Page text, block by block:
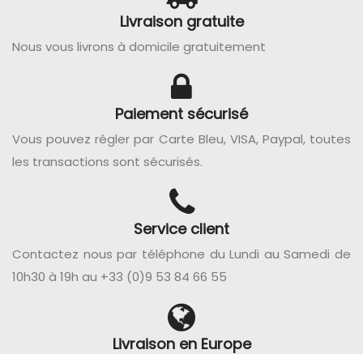
Livraison gratuite
Nous vous livrons à domicile gratuitement
Paiement sécurisé
Vous pouvez régler par Carte Bleu, VISA, Paypal, toutes
les transactions sont sécurisés.
Service client
Contactez nous par téléphone du Lundi au Samedi de
10h30 à 19h au +33 (0)9 53 84 66 55
Livraison en Europe